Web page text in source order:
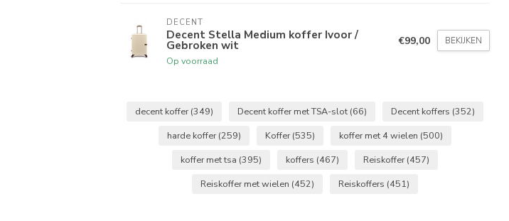
DECENT
Decent Stella Medium koffer Ivoor /
Gebroken wit
Op voorraad
€99,00 BEKIJKEN
decent koffer (349) Decent koffer met TSA-slot (66) Decent koffers (352)
harde koffer (259) Koffer (535) koffer met 4 wielen (500)
koffer met tsa (395) koffers (467) Reiskoffer (457)
Reiskoffer met wielen (452) Reiskoffers (451)